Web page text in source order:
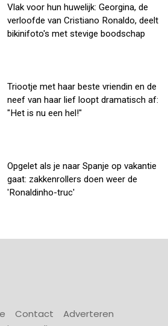
Vlak voor hun huwelijk: Georgina, de
verloofde van Cristiano Ronaldo, deelt
bikinifoto's met stevige boodschap
Triootje met haar beste vriendin en de
neef van haar lief loopt dramatisch af:
"Het is nu een hel!"
Opgelet als je naar Spanje op vakantie
gaat: zakkenrollers doen weer de
'Ronaldinho-truc'
Contact
Adverteren